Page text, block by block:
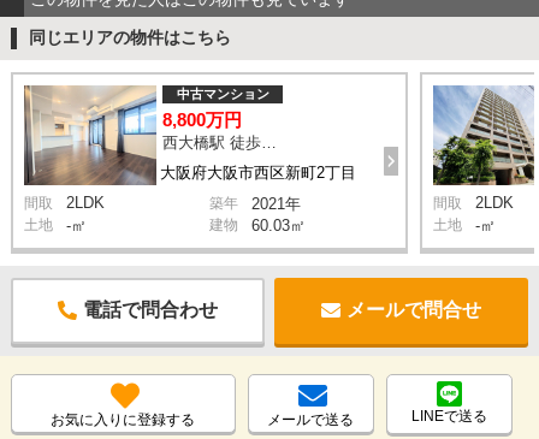
同じエリアの物件はこちら
大阪府大阪市西区新町2丁目
中古マンション
8,800万円
間取 2LDK 築年 2021年
土地 -㎡ 建物 60.03㎡
間取 2LDK
土地 -㎡
電話で問合わせ メールで問合せ
お気に入りに登録する メールで送る LINEで送る